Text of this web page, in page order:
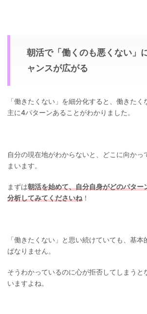
朝活で「働くのも悪くない」
ャンスが広がる
「働きたくない」を細分化すると、働きたく
主に4パターンあることがわかりました。
自分の現在地がわからないと、どこに向かっ
まいます。
まずは朝活を始めて、自分自身がどのパター
分析してみてくださいね ！
「働きたくない」と思い続けていても、基
ばなりません。
そうわかっているのに心が拒否してしまうと
いますよね。